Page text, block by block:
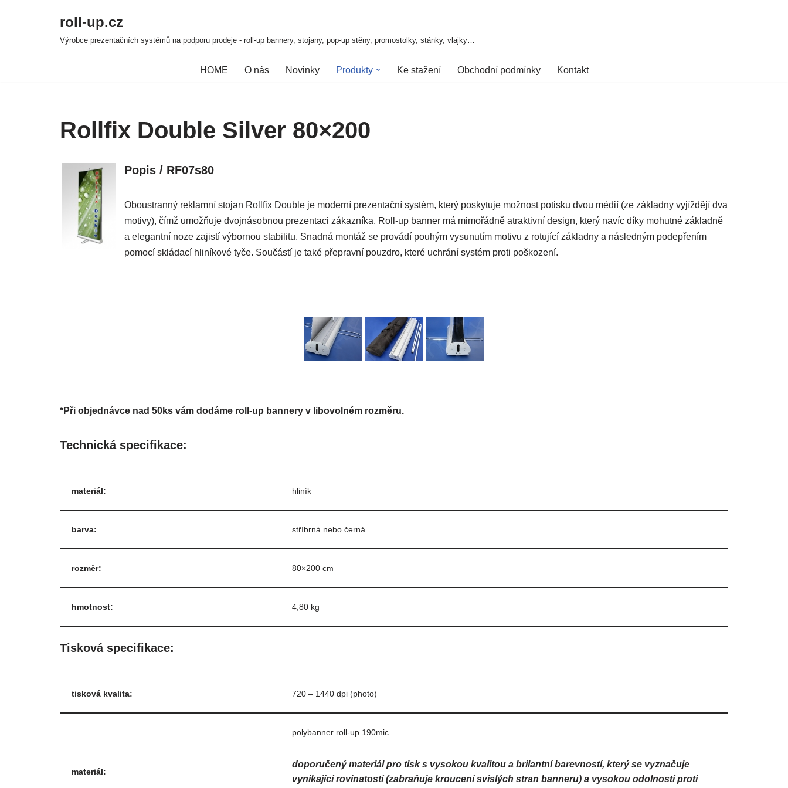
roll-up.cz
Výrobce prezentačních systémů na podporu prodeje - roll-up bannery, stojany, pop-up stěny, promostolky, stánky, vlajky…
HOME O nás Novinky Produkty Ke stažení Obchodní podmínky Kontakt
Rollfix Double Silver 80×200
Popis / RF07s80
Oboustranný reklamní stojan Rollfix Double je moderní prezentační systém, který poskytuje možnost potisku dvou médií (ze základny vyjíždějí dva
motivy), čímž umožňuje dvojnásobnou prezentaci zákazníka. Roll-up banner má mimořádně atraktivní design, který navíc díky mohutné základně
a elegantní noze zajistí výbornou stabilitu. Snadná montáž se provádí pouhým vysunutím motivu z rotující základny a následným podepřením
pomocí skládací hliníkové tyče. Součástí je také přepravní pouzdro, které uchrání systém proti poškození.
*Při objednávce nad 50ks vám dodáme roll-up bannery v libovolném rozměru.
Technická specifikace:
materiál: hliník
barva: stříbrná nebo černá
rozměr: 80×200 cm
hmotnost: 4,80 kg
Tisková specifikace:
tisková kvalita: 720 – 1440 dpi (photo)
materiál:
polybanner roll-up 190mic
doporučený materiál pro tisk s vysokou kvalitou a brilantní barevností, který se vyznačuje
vynikající rovinatostí (zabraňuje kroucení svislých stran banneru) a vysokou odolností proti